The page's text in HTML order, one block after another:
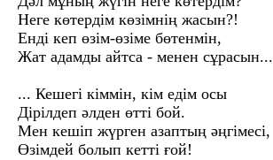
Неге көтердім көзімнің жасын?!
Енді кеп өзім-өзіме бөтенмін,
Жат адамды айтса - менен сұрасын...
... Кешегі кіммін, кім едім осы
Дірілдеп әлден өтті бой.
Мен кешіп жүрген азаптың әңгімесі,
Өзімдей болып кетті ғой!